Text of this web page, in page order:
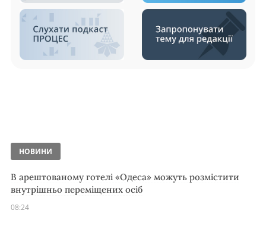
НОВИНИ
В арештованому готелі «Одеса» можуть розмістити
внутрішньо переміщених осіб
08:24